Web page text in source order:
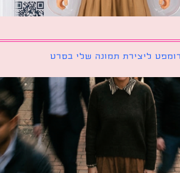
תמונה שלי בסרט